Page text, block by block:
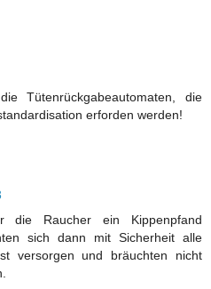
Tütenrückgabeautomaten, die
erforden werden!
Raucher ein Kippenpfand
sich dann mit Sicherheit alle
versorgen und bräuchten nicht